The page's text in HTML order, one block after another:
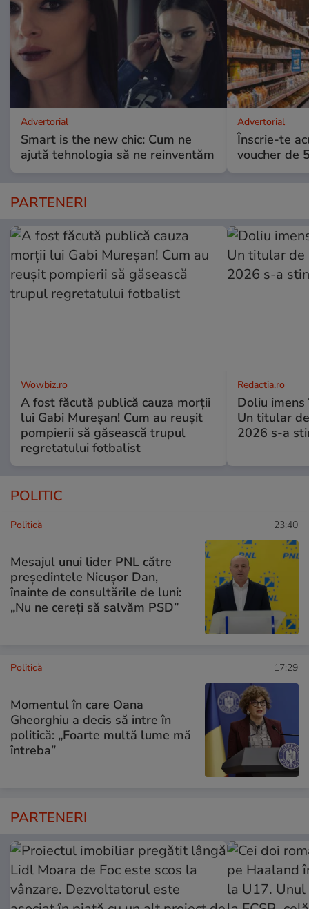
Advertorial
Smart is the new chic: Cum ne
ajută tehnologia să ne reinventăm
Advertorial
Înscrie-te
voucher de
PARTENERI
Wowbiz.ro
A fost făcută publică cauza morții
lui Gabi Mureșan! Cum au reușit
pompierii să găsească trupul
regretatului fotbalist
Redactia.ro
Doliu
Un titular
2026 s-a
POLITIC
Politică 23:40
Mesajul unui lider PNL către
președintele Nicușor Dan,
înainte de consultările de luni:
„Nu ne cereți să salvăm PSD”
Politică 17:29
Momentul în care Oana
Gheorghiu a decis să intre în
politică: „Foarte multă lume mă
întreba”
PARTENERI